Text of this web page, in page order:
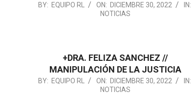
2022-
BY: EQUIPO RL ON: DICIEMBRE 30, 2022
IN:
NOTICIAS
+DRA. FELIZA SANCHEZ //
MANIPULACIÓN DE LA JUSTICIA
2022-
BY: EQUIPO RL ON: DICIEMBRE 30, 2022
IN:
NOTICIAS